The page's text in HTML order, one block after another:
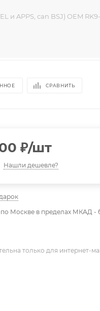
APPS, can BSJ) OEM
СРАВНИТЬ
₽/шт
Нашли дешевле?
по Москве в пределах МКАД -
только для интернет-